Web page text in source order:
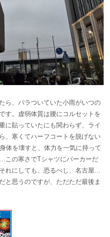
ら、パラついていた小雨がいつの
す。虚弱体質は腰にコルセットを
に貼っていたにも関わらず、ライ
、寒くてハーフコートを脱げない
体を壊すと、体力を一気に持って
この寒さでTシャツにパーカーだ
れにしても、恐るべし、名古屋…
と思うのですが、ただただ最後ま